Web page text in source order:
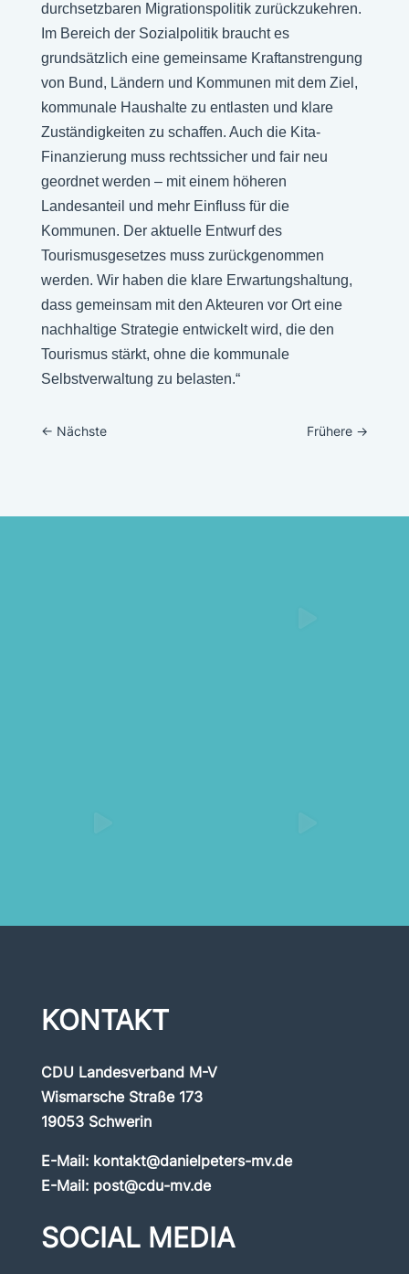
durchsetzbaren Migrationspolitik zurückzukehren.
Im Bereich der Sozialpolitik braucht es
grundsätzlich eine gemeinsame Kraftanstrengung
von Bund, Ländern und Kommunen mit dem Ziel,
kommunale Haushalte zu entlasten und klare
Zuständigkeiten zu schaffen. Auch die Kita-
Finanzierung muss rechtssicher und fair neu
geordnet werden – mit einem höheren
Landesanteil und mehr Einfluss für die
Kommunen. Der aktuelle Entwurf des
Tourismusgesetzes muss zurückgenommen
werden. Wir haben die klare Erwartungshaltung,
dass gemeinsam mit den Akteuren vor Ort eine
nachhaltige Strategie entwickelt wird, die den
Tourismus stärkt, ohne die kommunale
Selbstverwaltung zu belasten.“
← Nächste Frühere →
KONTAKT
CDU Landesverband M-V
Wismarsche Straße 173
19053 Schwerin
E-Mail: kontakt@danielpeters-mv.de
E-Mail: post@cdu-mv.de
SOCIAL MEDIA